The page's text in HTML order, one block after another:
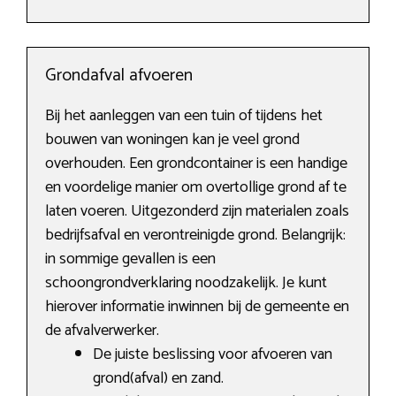
Grondafval afvoeren
Bij het aanleggen van een tuin of tijdens het
bouwen van woningen kan je veel grond
overhouden. Een grondcontainer is een handige
en voordelige manier om overtollige grond af te
laten voeren. Uitgezonderd zijn materialen zoals
bedrijfsafval en verontreinigde grond. Belangrijk:
in sommige gevallen is een
schoongrondverklaring noodzakelijk. Je kunt
hierover informatie inwinnen bij de gemeente en
de afvalverwerker.
De juiste beslissing voor afvoeren van
grond(afval) en zand.